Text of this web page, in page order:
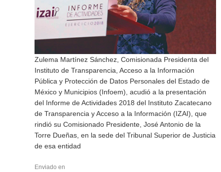
Zulema Martínez Sánchez, Comisionada Presidenta del
Instituto de Transparencia, Acceso a la Información
Pública y Protección de Datos Personales del Estado de
México y Municipios (Infoem), acudió a la presentación
del Informe de Actividades 2018 del Instituto Zacatecano
de Transparencia y Acceso a la Información (IZAI), que
rindió su Comisionado Presidente, José Antonio de la
Torre Dueñas, en la sede del Tribunal Superior de Justicia
de esa entidad
Enviado en